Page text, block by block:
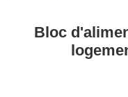
Bloc